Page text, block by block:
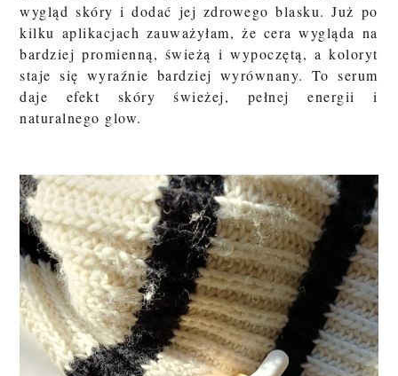
wygląd skóry i dodać jej zdrowego blasku. Już po
kilku aplikacjach zauważyłam, że cera wygląda na
bardziej promienną, świeżą i wypoczętą, a koloryt
staje się wyraźnie bardziej wyrównany. To serum
daje efekt skóry świeżej, pełnej energii i
naturalnego glow.